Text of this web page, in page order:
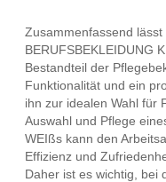
Zusammenfassend
BERUFSBEKLEIDUNG
Bestandteil der
Funktionalität und ein
ihn zur idealen Wahl für
Auswahl und Pflege
WEIßs kann den
Effizienz und
Daher ist es wichtig, bei